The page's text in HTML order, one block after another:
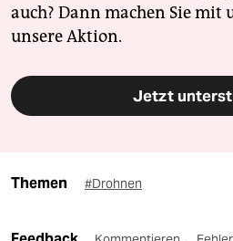
auch? Dann machen Sie mit
unsere Aktion.
Jetzt
Themen #Drohnen